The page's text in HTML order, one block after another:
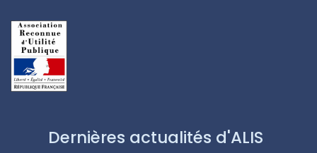
Dernières actualités d'ALIS